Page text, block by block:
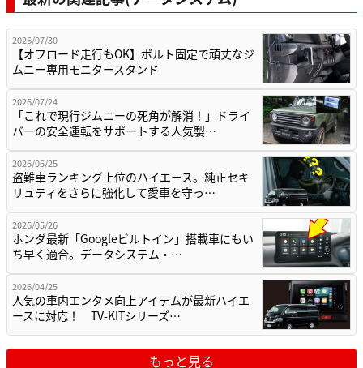
2026/07/30
【オフロード走行もOK】ボルト固定で頑丈なジ
ムニー専用モニタースタンド
2026/07/24
「これで現行ジムニーの死角が解消！」ドライ
バーの安全運転をサポートする人気製…
2026/06/25
盗難車ランキング上位のハイエース。純正セキ
リュティをさらに強化して愛車を守っ…
2026/05/26
ホンダ最新「Googleビルトイン」搭載車にもい
ち早く適合。データシステム・…
2026/04/25
人気の車内エンタメ向上アイテムが最新ハイエ
ースに対応！ TV-KITシリーズ…
もっと見る